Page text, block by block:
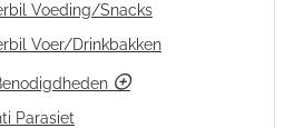
Voeding/Snacks
Voer/Drinkbakken
Parasiet